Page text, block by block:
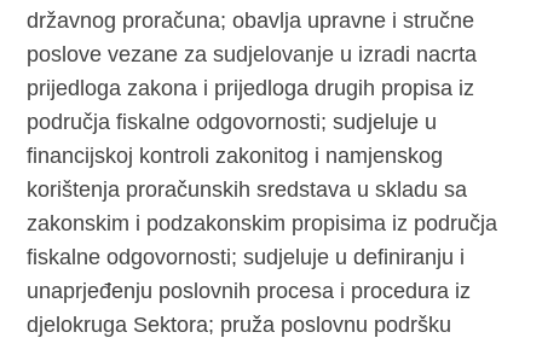
državnog proračuna; obavlja upravne i stručne
poslove vezane za sudjelovanje u izradi nacrta
prijedloga zakona i prijedloga drugih propisa iz
područja fiskalne odgovornosti; sudjeluje u
financijskoj kontroli zakonitog i namjenskog
korištenja proračunskih sredstava u skladu sa
zakonskim i podzakonskim propisima iz područja
fiskalne odgovornosti; sudjeluje u definiranju i
unaprjeđenju poslovnih procesa i procedura iz
djelokruga Sektora; pruža poslovnu podršku